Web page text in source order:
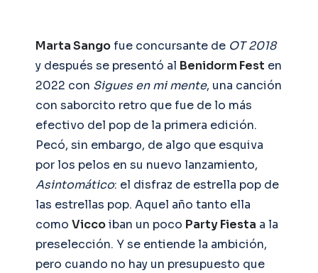
Marta Sangofue concursante de OT 2018
y después se presentó al Benidorm Fest en
2022 con Sigues en mi mente, una canción
con saborcito retro que fue de lo más
efectivo del pop de la primera edición.
Pecó, sin embargo, de algo que esquiva
por los pelos en su nuevo lanzamiento,
Asintomático: el disfraz de estrella pop de
las estrellas pop. Aquel año tanto ella
como Viccoiban un poco Party Fiesta a la
preselección. Y se entiende la ambición,
pero cuando no hay un presupuesto que